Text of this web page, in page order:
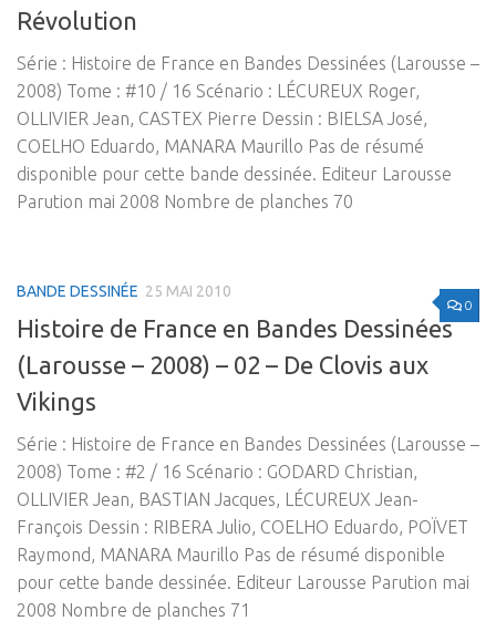
Révolution
Série : Histoire de France en Bandes Dessinées (Larousse –
2008) Tome : #10 / 16 Scénario : LÉCUREUX Roger,
OLLIVIER Jean, CASTEX Pierre Dessin : BIELSA José,
COELHO Eduardo, MANARA Maurillo Pas de résumé
disponible pour cette bande dessinée. Editeur Larousse
Parution mai 2008 Nombre de planches 70
0
BANDE DESSINÉE 25 MAI 2010
Histoire de France en Bandes Dessinées
(Larousse – 2008) – 02 – De Clovis aux
Vikings
Série : Histoire de France en Bandes Dessinées (Larousse –
2008) Tome : #2 / 16 Scénario : GODARD Christian,
OLLIVIER Jean, BASTIAN Jacques, LÉCUREUX Jean-
François Dessin : RIBERA Julio, COELHO Eduardo, POÏVET
Raymond, MANARA Maurillo Pas de résumé disponible
pour cette bande dessinée. Editeur Larousse Parution mai
2008 Nombre de planches 71